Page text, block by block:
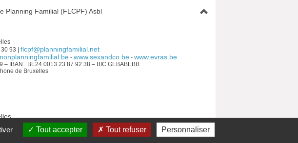
Planning Familial (FLCPF) Asbl
93 | flcpf@planningfamilial.net
- www.sexandco.be- www.evras.be
– IBAN : BE24 0013 23 87 92 38 – BIC GEBABEBB
de Bruxelles
Commission communautaire française
Tout accepter Tout refuser Personnaliser